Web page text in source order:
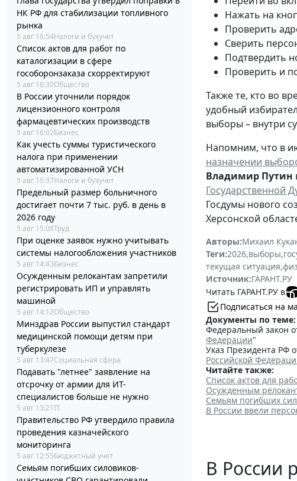
НК РФ для стабилизации топливного
рынка
5 авг 16:54Налоги и бухучет
Список актов для работ по
каталогизации в сфере
гособоронзаказа скорректируют
5 авг 16:30Общество
В России уточнили порядок
лицензионного контроля
фармацевтических производств
5 авг 16:02Бизнес
Как учесть суммы туристического
налога при применении
автоматизированной УСН
5 авг 15:37Налоги и бухучет
Предельный размер больничного
достигает почти 7 тыс. руб. в день в
2026 году
5 авг 15:08Труд
При оценке заявок нужно учитывать
системы налогообложения участников
5 авг 14:43Бизнес
Осужденным релокантам запретили
регистрировать ИП и управлять
машиной
5 авг 14:12Общество
Минздрав России выпустил стандарт
медицинской помощи детям при
туберкулезе
5 авг 13:47Социальная сфера
Подавать "летнее" заявление на
отсрочку от армии для ИТ-
специалистов больше не нужно
5 авг 13:21IT
Правительство РФ утвердило правила
проведения казначейского
мониторинга
5 авг 12:55Бюджетный учет
Семьям погибших силовиков-
Нажать на
Проверить
Сверить
Подтвердить
Проверить и
Также те, кто во
удобный
выборы – внутри
Напомним, что в
назначении
Владимир Путин
Государственной
Госдумы нового
Херсонской
Авторы:Михаил
Теги:2026,выборы,
текущая ситуация,
Источник:ГАРАНТ.РУ
Читать ГАРАНТ.РУ в
Подписаться на
Документы по теме:
Федеральный закон
Федерации"
Указ Президента РФ
Российской
Читайте также:
Список актов для
Осужденным
Семьям погибших
В России ввели
В России